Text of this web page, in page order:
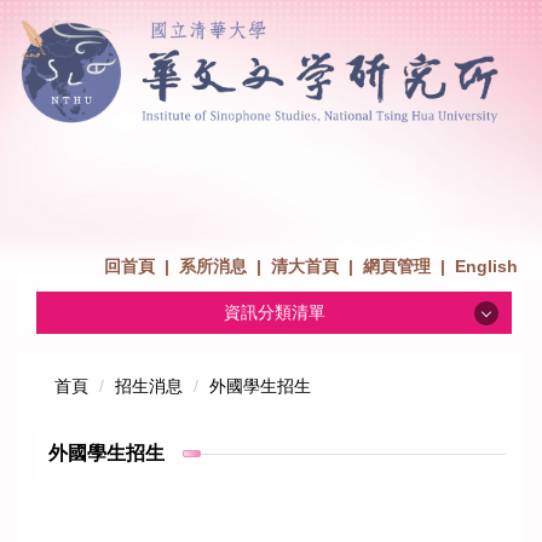
回首頁 | 系所消息 | 清大首頁 | 網頁管理 | English
資訊分類清單
系所消息
招生消息
首頁 招生消息 外國學生招生
外國學生招生